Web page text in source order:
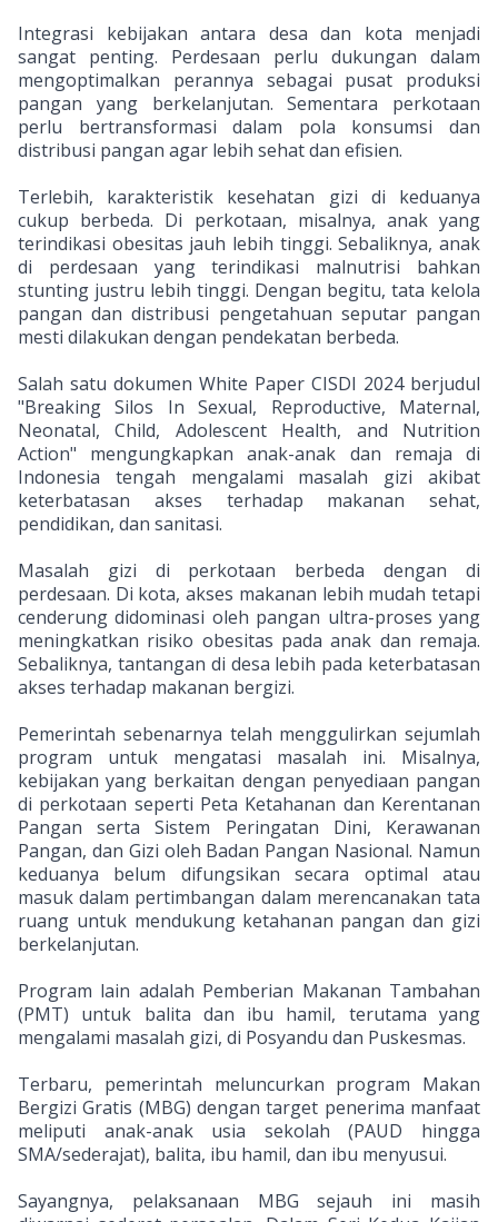
Integrasi kebijakan antara desa dan kota menjadi
sangat penting. Perdesaan perlu dukungan dalam
mengoptimalkan perannya sebagai pusat produksi
pangan yang berkelanjutan. Sementara perkotaan
perlu bertransformasi dalam pola konsumsi dan
distribusi pangan agar lebih sehat dan efisien.
Terlebih, karakteristik kesehatan gizi di keduanya
cukup berbeda. Di perkotaan, misalnya, anak yang
terindikasi obesitas jauh lebih tinggi. Sebaliknya, anak
di perdesaan yang terindikasi malnutrisi bahkan
stunting justru lebih tinggi. Dengan begitu, tata kelola
pangan dan distribusi pengetahuan seputar pangan
mesti dilakukan dengan pendekatan berbeda.
Salah satu dokumen White Paper CISDI 2024 berjudul
"Breaking Silos In Sexual, Reproductive, Maternal,
Neonatal, Child, Adolescent Health, and Nutrition
Action" mengungkapkan anak-anak dan remaja di
Indonesia tengah mengalami masalah gizi akibat
keterbatasan akses terhadap makanan sehat,
pendidikan, dan sanitasi.
Masalah gizi di perkotaan berbeda dengan di
perdesaan. Di kota, akses makanan lebih mudah tetapi
cenderung didominasi oleh pangan ultra-proses yang
meningkatkan risiko obesitas pada anak dan remaja.
Sebaliknya, tantangan di desa lebih pada keterbatasan
akses terhadap makanan bergizi.
Pemerintah sebenarnya telah menggulirkan sejumlah
program untuk mengatasi masalah ini. Misalnya,
kebijakan yang berkaitan dengan penyediaan pangan
di perkotaan seperti Peta Ketahanan dan Kerentanan
Pangan serta Sistem Peringatan Dini, Kerawanan
Pangan, dan Gizi oleh Badan Pangan Nasional. Namun
keduanya belum difungsikan secara optimal atau
masuk dalam pertimbangan dalam merencanakan tata
ruang untuk mendukung ketahanan pangan dan gizi
berkelanjutan.
Program lain adalah Pemberian Makanan Tambahan
(PMT) untuk balita dan ibu hamil, terutama yang
mengalami masalah gizi, di Posyandu dan Puskesmas.
Terbaru, pemerintah meluncurkan program Makan
Bergizi Gratis (MBG) dengan target penerima manfaat
meliputi anak-anak usia sekolah (PAUD hingga
SMA/sederajat), balita, ibu hamil, dan ibu menyusui.
Sayangnya, pelaksanaan MBG sejauh ini masih